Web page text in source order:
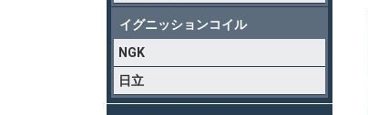
イグニッションコイル
NGK
日立